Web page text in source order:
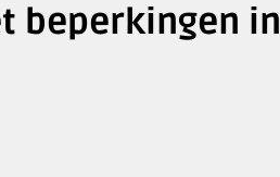
beperkingen in